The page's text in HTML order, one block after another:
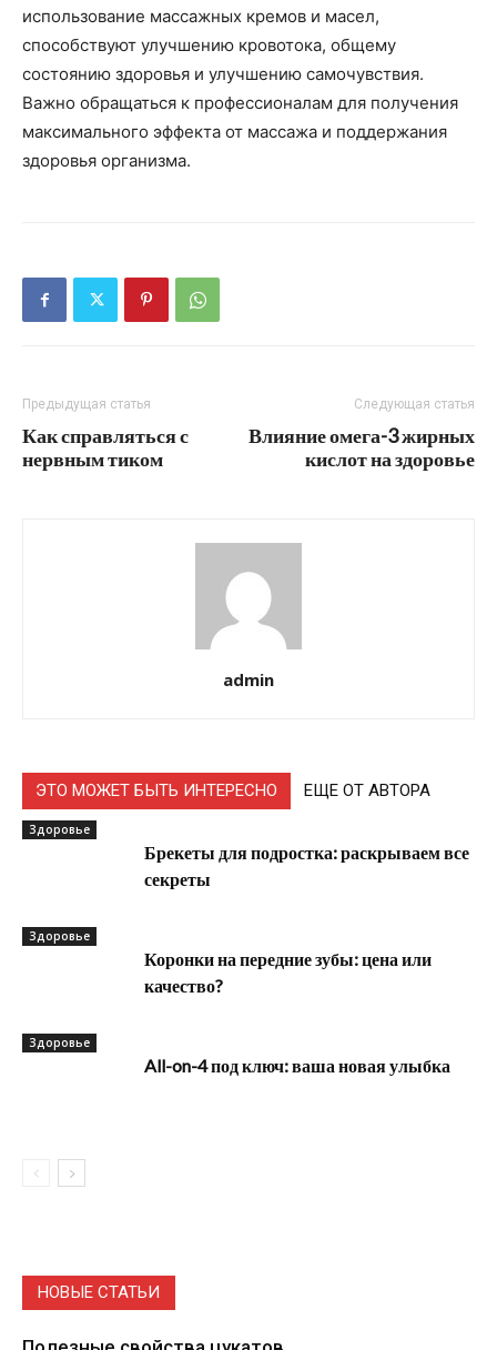
использование массажных кремов и масел,
способствуют улучшению кровотока, общему
состоянию здоровья и улучшению самочувствия.
Важно обращаться к профессионалам для получения
максимального эффекта от массажа и поддержания
здоровья организма.
Предыдущая статья
Как справляться с
нервным тиком
Следующая статья
Влияние омега-3 жирных
кислот на здоровье
admin
ЭТО МОЖЕТ БЫТЬ ИНТЕРЕСНО ЕЩЕ ОТ АВТОРА
Здоровье
Брекеты для подростка: раскрываем все
секреты
Здоровье
Коронки на передние зубы: цена или
качество?
Здоровье
All-on-4 под ключ: ваша новая улыбка
НОВЫЕ СТАТЬИ